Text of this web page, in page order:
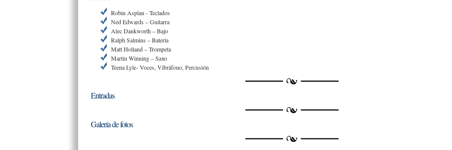
Robin Asplan - Teclados
Ned Edwards – Guitarra
Alec Dankworth – Bajo
Ralph Salmins – Batería
Matt Holland – Trompeta
Martin Winning – Saxo
Teena Lyle- Voces, Vibráfono, Percusión
Entradas
Galería de fotos